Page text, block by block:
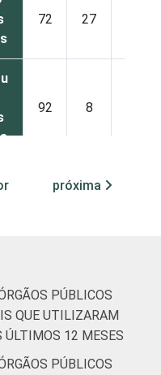
72 27
92 8
federais e
próxima
PÚBLICOS
QUE UTILIZARAM
ÚLTIMOS 12 MESES
PÚBLICOS